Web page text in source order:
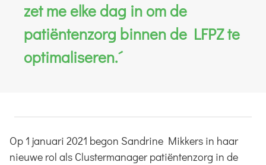
zet me elke dag in om de
patiëntenzorg binnen de LFPZ te
optimaliseren.´
Op 1 januari 2021 begon Sandrine Mikkers in haar
nieuwe rol als Clustermanager patiëntenzorg in de